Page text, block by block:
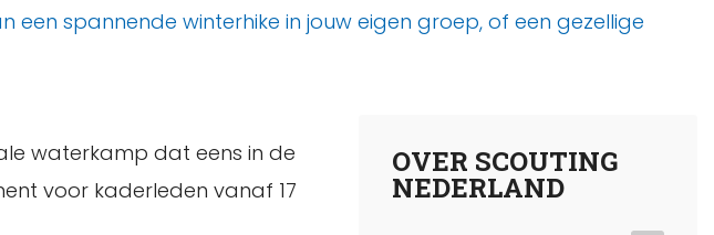
spannende winterhike in jouw eigen groep, of een gezellige
waterkamp dat eens in de
voor kaderleden vanaf 17
OVER SCOUTING
NEDERLAND